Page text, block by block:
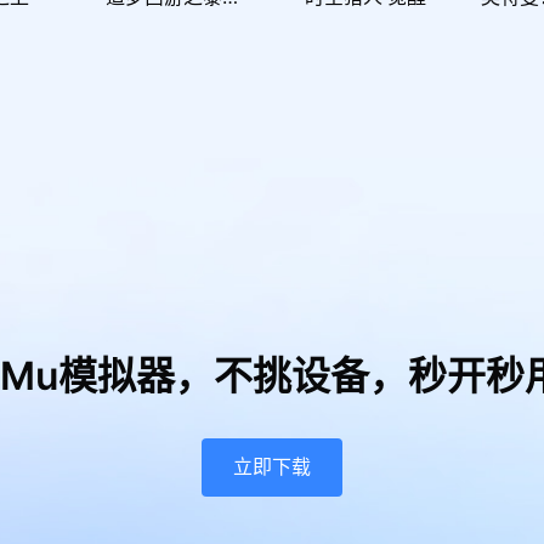
模拟器， 不挑设备，秒开秒
立即下载